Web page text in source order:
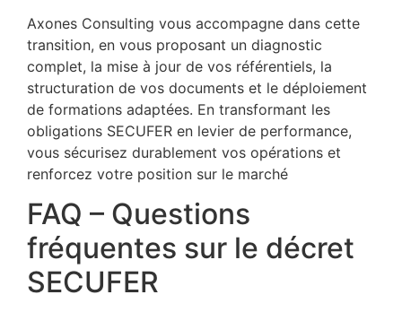
Axones Consulting vous accompagne dans cette
transition, en vous proposant un diagnostic
complet, la mise à jour de vos référentiels, la
structuration de vos documents et le déploiement
de formations adaptées. En transformant les
obligations SECUFER en levier de performance,
vous sécurisez durablement vos opérations et
renforcez votre position sur le marché
FAQ – Questions
fréquentes sur le décret
SECUFER